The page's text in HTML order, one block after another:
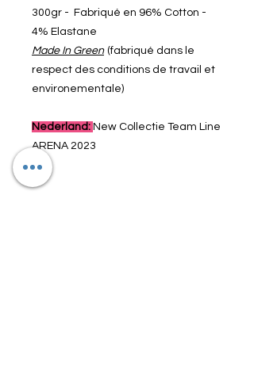
300gr - Fabriqué en 96% Cotton -
4% Elastane
Made In Green (fabriqué dans le
respect des conditions de travail et
environementale)
Nederland: New Collectie Team Line
ARENA 2023